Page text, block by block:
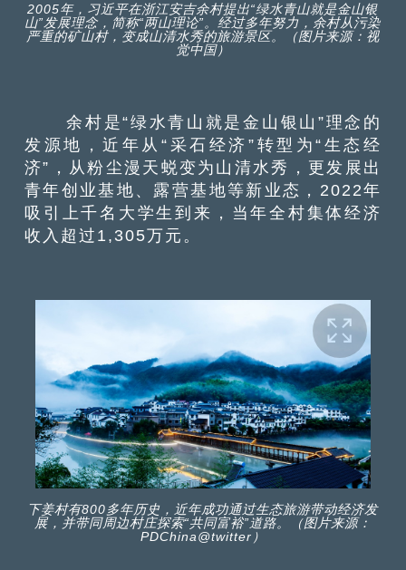
2005年，习近平在浙江安吉余村提出“绿水青山就是金山银
山”发展理念，简称“两山理论”。经过多年努力，余村从污染
严重的矿山村，变成山清水秀的旅游景区。（图片来源：视
觉中国）
余村是“绿水青山就是金山银山”理念的
发源地，近年从“采石经济”转型为“生态经
济”，从粉尘漫天蜕变为山清水秀，更发展出
青年创业基地、露营基地等新业态，2022年
吸引上千名大学生到来，当年全村集体经济
收入超过1,305万元。
下姜村有800多年历史，近年成功通过生态旅游带动经济发
展，并带同周边村庄探索“共同富裕”道路。（图片来源：
PDChina@twitter）